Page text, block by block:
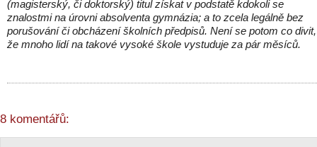
(magisterský, či doktorský) titul získat v podstatě kdokoli se
znalostmi na úrovni absolventa gymnázia; a to zcela legálně bez
porušování či obcházení školních předpisů. Není se potom co divit,
že mnoho lidí na takové vysoké škole vystuduje za pár měsíců.
8 komentářů: